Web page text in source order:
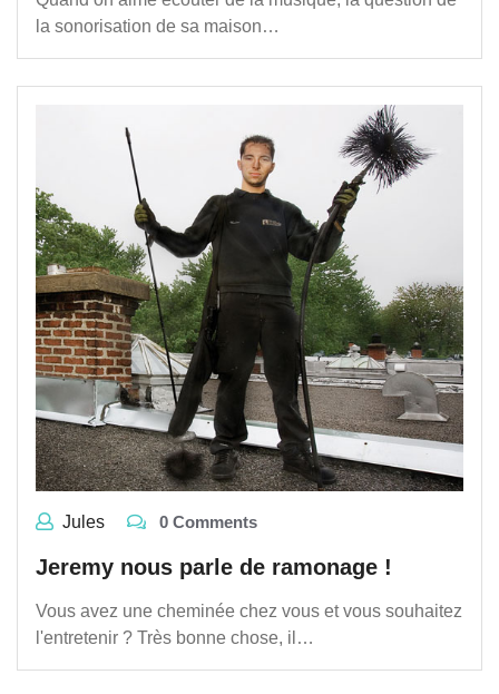
la sonorisation de sa maison…
Jules 0 Comments
Jeremy nous parle de ramonage !
Vous avez une cheminée chez vous et vous souhaitez
l'entretenir ? Très bonne chose, il…